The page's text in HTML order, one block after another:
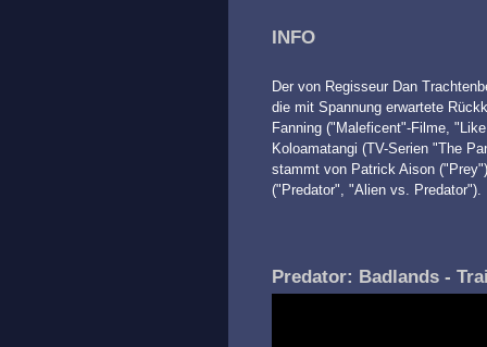
INFO
Der von Regisseur Dan
die mit Spannung erwartete
Fanning ("Maleficent"-Filme,
Koloamatangi (TV-Serien "The
stammt von Patrick Aison
("Predator", "Alien vs. Predator").
Predator: Badlands -